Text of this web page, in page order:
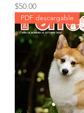
Precio
$50.00
PDF descargable